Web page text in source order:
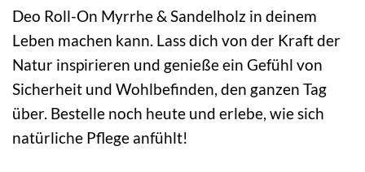
Deo Roll-On Myrrhe & Sandelholz in deinem
Leben machen kann. Lass dich von der Kraft der
Natur inspirieren und genieße ein Gefühl von
Sicherheit und Wohlbefinden, den ganzen Tag
über. Bestelle noch heute und erlebe, wie sich
natürliche Pflege anfühlt!